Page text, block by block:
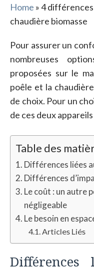
Home »4
chaudière biomasse
Pour assurer un
nombreuses
proposées sur le
poêle et la
de choix. Pour un
de ces deux
Table des
Différences liées
Différences
Le coût : un autre
négligeable
Le besoin en
Articles Liés